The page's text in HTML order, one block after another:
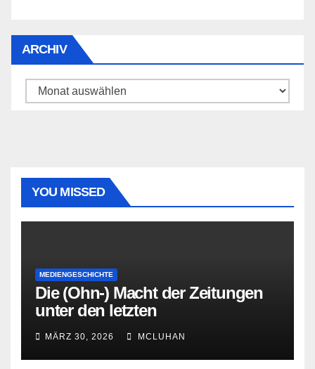
ARCHIV
Archiv
YOU MISSED
MEDIENGESCHICHTE
Die (Ohn-) Macht der Zeitungen
unter den letzten
Bourbonenkönigen
MÄRZ 30, 2026 MCLUHAN